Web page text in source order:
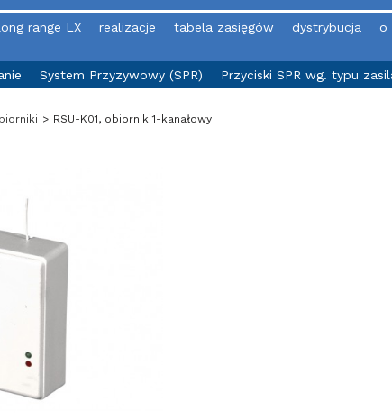
range LX realizacje tabela zasięgów dystrybucja o
System Przyzywowy (SPR) Przyciski SPR wg. typu
> RSU-K01, obiornik 1-kanałowy